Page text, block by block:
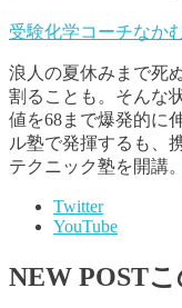
受験化学コーチなか
浪人の夏休みまで死
割ることも。そんな
値を68まで爆発的に
ル塾で発揮するも、
テクニック塾を開講。
Twitter
YouTube
NEW POST